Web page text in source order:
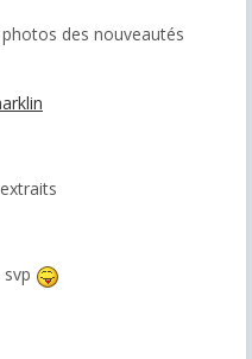
des nouveautés